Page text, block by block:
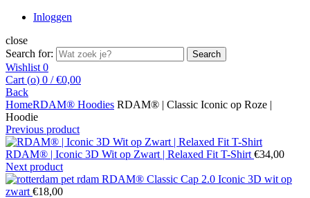
Inloggen
close
Search for:
Search
Wishlist 0
Cart (o) 0 / €0,00
Back
HomeRDAM® Hoodies RDAM® | Classic Iconic op Roze |
Hoodie
Previous product
RDAM® | Iconic 3D Wit op Zwart | Relaxed Fit T-Shirt €34,00
Next product
RDAM® Classic Cap 2.0 Iconic 3D wit op
zwart €18,00